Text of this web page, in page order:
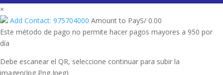
×
Add Contact: 975704000 Amount to PayS/ 0.00
Este método de pago no permite hacer pagos mayores a 950 por
día
Debe escanear el QR, seleccione continuar para subir la
imagen(Jpg,Png,Jpeg)